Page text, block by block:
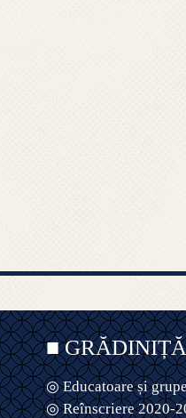
■ GRĂDINIȚĂ
◎ Educatoare și
◎ Reînscriere 2020-